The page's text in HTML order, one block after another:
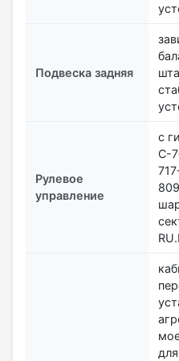
Подвеска задняя
Рулевое
управление
с
С-